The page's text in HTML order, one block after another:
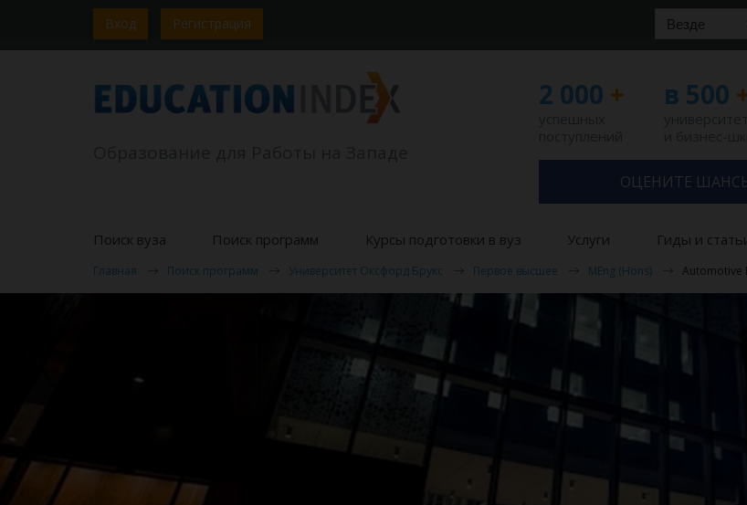
Вход Регистрация Везде
2 000 + в 500
ОЦЕНИТЕ
Поиск вуза Поиск программ Курсы подготовки в вуз Услуги Гиды и
Главная Поиск программ Университет Оксфорд Брукс Первое высшее MEng (Hons) Automotive